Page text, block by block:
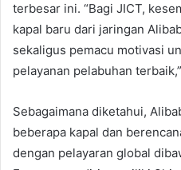
terbesar ini. “Bagi JICT,
kapal baru dari jaringan
sekaligus pemacu motivasi
pelayanan pelabuhan
Sebagaimana diketahui,
beberapa kapal dan
dengan pelayaran global